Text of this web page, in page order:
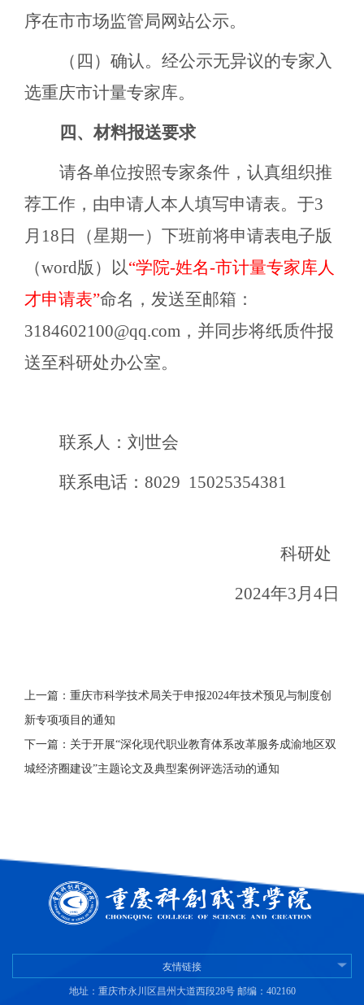
序在市市场监管局网站公示。
（四）确认。经公示无异议的专家入
选重庆市计量专家库。
四、材料报送要求
请各单位按照专家条件，认真组织推
荐工作，由申请人本人填写申请表。于3
月18日（星期一）下班前将申请表电子版
（word版）
以“学院-姓名-市计量专家库人
才申请表”命名， 发送至邮箱：
3184602100@qq.com，并同步将纸质件报
送至科研处办公室。
联系人：刘世会
联系电话：8029 15025354381
科研处
2024年3月4日
上一篇：重庆市科学技术局关于申报2024年技术预见与制度创
新专项项目的通知
下一篇：关于开展“深化现代职业教育体系改革服务成渝地区双
城经济圈建设”主题论文及典型案例评选活动的通知
友情链接
地址：重庆市永川区昌州大道西段28号 邮编：402160